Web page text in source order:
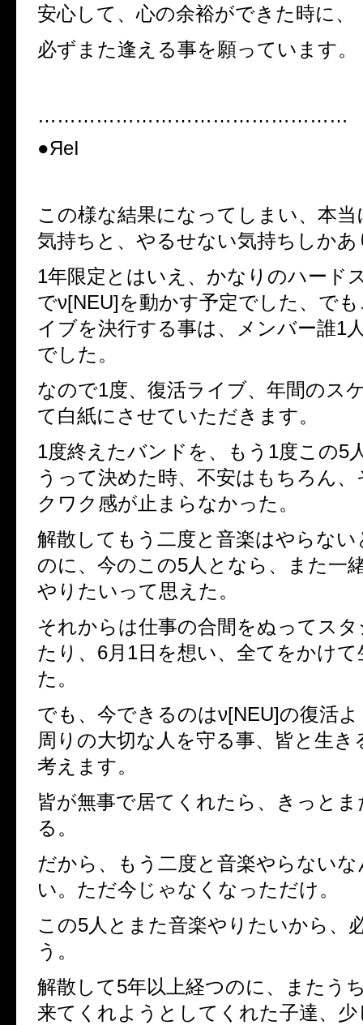
安心して、心の余裕ができた時に、
必ずまた逢える事を願っています。
…………………………………………
●ЯeI
この様な結果になってしまい、本
気持ちと、やるせない気持ちしか
1年限定とはいえ、かなりのハード
でν[NEU]を動かす予定でした、で
イブを決行する事は、メンバー誰1
でした。
なので1度、復活ライブ、年間のス
て白紙にさせていただきます。
1度終えたバンドを、もう1度この5
うって決めた時、不安はもちろん
クワク感が止まらなかった。
解散してもう二度と音楽はやらな
のに、今のこの5人となら、また一
やりたいって思えた。
それからは仕事の合間をぬってス
たり、6月1日を想い、全てをかけ
た。
でも、今できるのはν[NEU]の復活
周りの大切な人を守る事、皆と生き
考えます。
皆が無事で居てくれたら、きっと
る。
だから、もう二度と音楽やらない
い。ただ今じゃなくなっただけ。
この5人とまた音楽やりたいから、
う。
解散して5年以上経つのに、またう
来てくれようとしてくれた子達、